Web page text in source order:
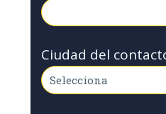
Ciudad del